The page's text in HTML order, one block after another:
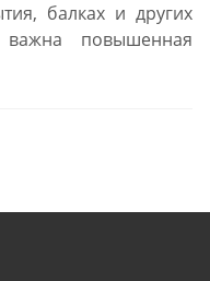
балках и других
важна повышенная